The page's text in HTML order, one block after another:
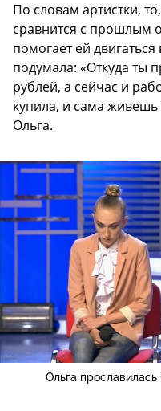
По словам артистки,
сравнится с прошлым
помогает ей
подумала: «Откуда ты
рублей, а сейчас и
купила, и сама
Ольга.
Ольга